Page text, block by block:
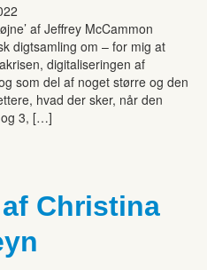
af Jeffrey McCammon
digtsamling om – for mig at
digitaliseringen af
som del af noget større og den
hvad der sker, når den
3, […]
Christina